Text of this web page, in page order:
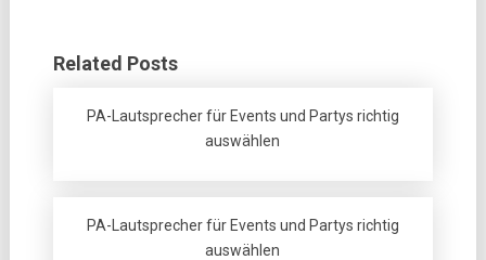
Related Posts
PA-Lautsprecher für Events und Partys richtig
auswählen
PA-Lautsprecher für Events und Partys richtig
auswählen